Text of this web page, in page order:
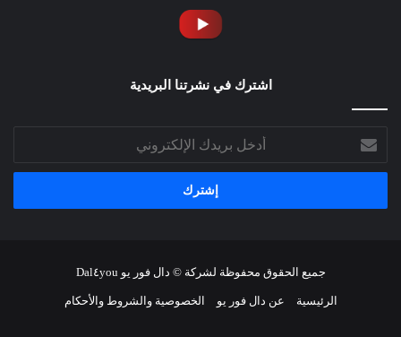
اشترك في نشرتنا البريدية
بريدك
الإلكتروني
جميع الحقوق محفوظة لشركة © دال فور يو Dal٤you
الرئيسية عن دال فور يو الخصوصية والشروط والأحكام